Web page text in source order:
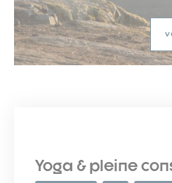
Yoga & pleine